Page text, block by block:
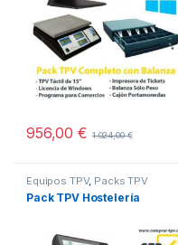
956,00€ 1.024,00€
Equipos TPV, Packs TPV
Pack TPV Hostelería